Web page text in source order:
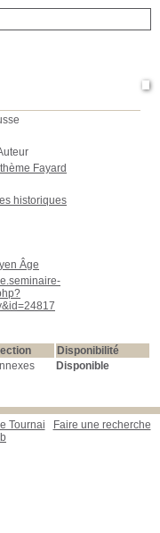
Fayard
historiques
Âge
Disponibilité
Disponible
Tournai
Faire une recherche